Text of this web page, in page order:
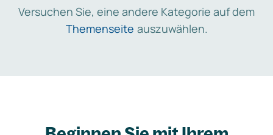
Versuchen Sie, eine andere Kategorie auf dem
Themenseite auszuwählen.